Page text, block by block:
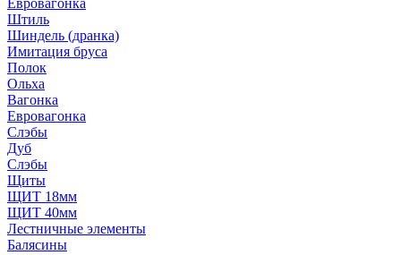
Евровагонка
Штиль
Шиндель (дранка)
Имитация бруса
Полок
Ольха
Вагонка
Евровагонка
Слэбы
Дуб
Слэбы
Щиты
ЩИТ 18мм
ЩИТ 40мм
Лестничные элементы
Балясины